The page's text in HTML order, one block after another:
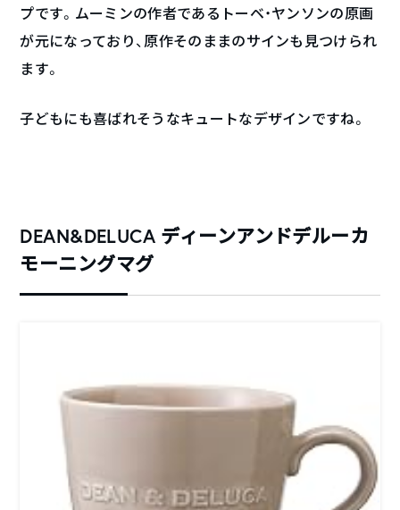
プです。ムーミンの作者であるトーベ・ヤンソンの原画
が元になっており、原作そのままのサインも見つけられ
ます。
子どもにも喜ばれそうなキュートなデザインですね。
DEAN&DELUCA ディーンアンドデルーカ
モーニングマグ